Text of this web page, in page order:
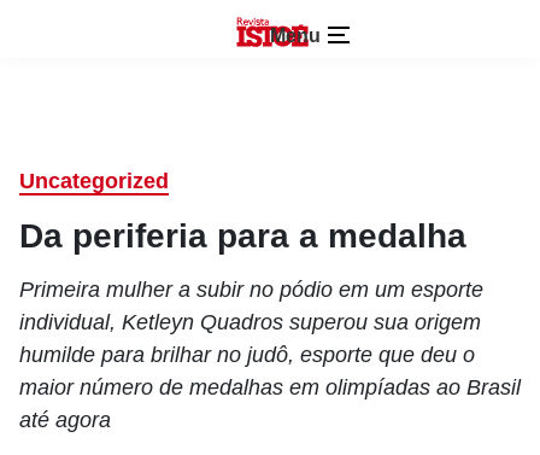
Menu
Uncategorized
Da periferia para a medalha
Primeira mulher a subir no pódio em um esporte
individual, Ketleyn Quadros superou sua origem
humilde para brilhar no judô, esporte que deu o
maior número de medalhas em olimpíadas ao Brasil
até agora